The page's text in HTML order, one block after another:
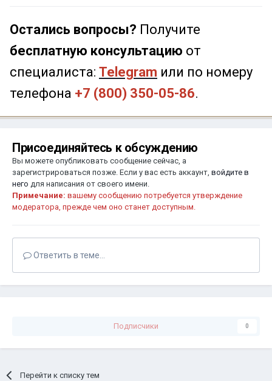
Остались вопросы? Получите
бесплатную консультацию от
специалиста: Telegram или по номеру
телефона +7 (800) 350-05-86.
Присоединяйтесь к обсуждению
Вы можете опубликовать сообщение сейчас, а
зарегистрироваться позже. Если у вас есть аккаунт, войдите в
него для написания от своего имени.
Примечание: вашему сообщению потребуется утверждение
модератора, прежде чем оно станет доступным.
Ответить в теме...
Подписчики 0
Перейти к списку тем